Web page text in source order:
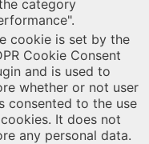
category
cookie is set by the
Cookie Consent
and is used to
whether or not user
consented to the use
It does not
any personal data.